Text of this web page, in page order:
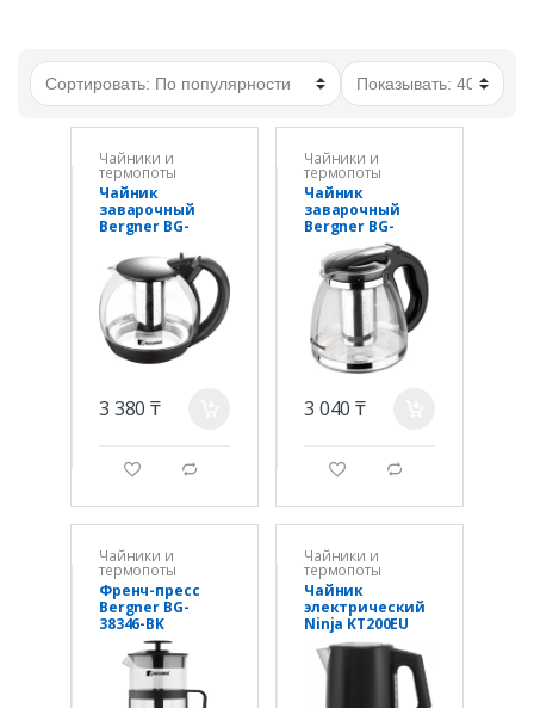
Чайники и
термопоты
Чайник
заварочный
Bergner BG-
3 380 ₸
g d
Чайники и
термопоты
Чайник
заварочный
Bergner BG-
38347-BK
3 040 ₸
g d
Чайники и
термопоты
Френч-пресс
Bergner BG-
38346-BK
Чайники и
термопоты
Чайник
электрический
Ninja KT200EU
черный